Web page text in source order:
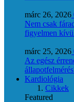
márc 26, 2026
Nem csak
figyelmen
márc 25, 2026
Az egész
Kardiológia
Cikkek
Featured